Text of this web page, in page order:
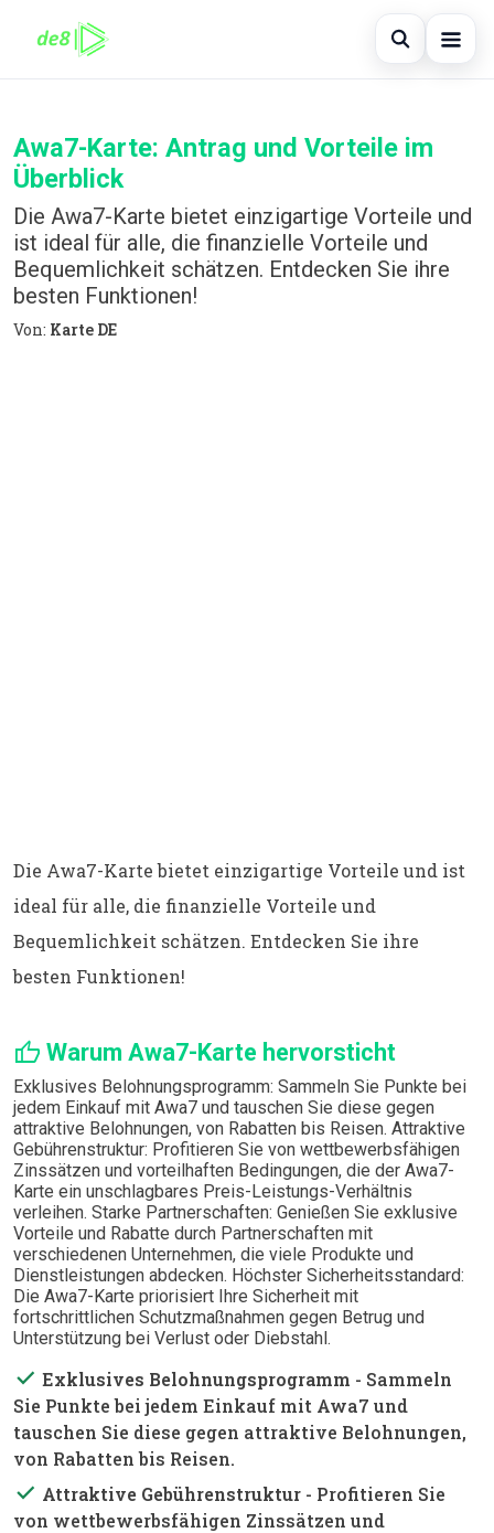
Suche
Finanzen
Kreditkarte
Investitionen
immobilienmarktes
Auf der Website suchen
×
Enter drücken zum Suchen oder ESC zum
Schließen.
Awa7-Karte: Antrag und Vorteile im
Überblick
Die Awa7-Karte bietet einzigartige Vorteile und
ist ideal für alle, die finanzielle Vorteile und
Bequemlichkeit schätzen. Entdecken Sie ihre
besten Funktionen!
Von: Karte DE
Die Awa7-Karte bietet einzigartige Vorteile und ist
ideal für alle, die finanzielle Vorteile und
Bequemlichkeit schätzen. Entdecken Sie ihre
besten Funktionen!
thumb_up Warum Awa7-Karte hervorsticht
Exklusives Belohnungsprogramm: Sammeln Sie Punkte bei
jedem Einkauf mit Awa7 und tauschen Sie diese gegen
attraktive Belohnungen, von Rabatten bis Reisen. Attraktive
Gebührenstruktur: Profitieren Sie von wettbewerbsfähigen
Zinssätzen und vorteilhaften Bedingungen, die der Awa7-
Karte ein unschlagbares Preis-Leistungs-Verhältnis
verleihen. Starke Partnerschaften: Genießen Sie exklusive
Vorteile und Rabatte durch Partnerschaften mit
verschiedenen Unternehmen, die viele Produkte und
Dienstleistungen abdecken. Höchster Sicherheitsstandard:
Die Awa7-Karte priorisiert Ihre Sicherheit mit
fortschrittlichen Schutzmaßnahmen gegen Betrug und
Unterstützung bei Verlust oder Diebstahl.
done Exklusives Belohnungsprogramm - Sammeln
Sie Punkte bei jedem Einkauf mit Awa7 und
tauschen Sie diese gegen attraktive Belohnungen,
von Rabatten bis Reisen.
done Attraktive Gebührenstruktur - Profitieren Sie
von wettbewerbsfähigen Zinssätzen und